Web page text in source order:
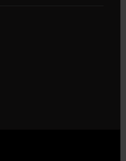
los datos
la finalidad